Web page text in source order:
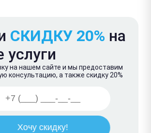
СКИДКУ 20% на
на нашем сайте и мы предоставим
консультацию, а также скидку 20%